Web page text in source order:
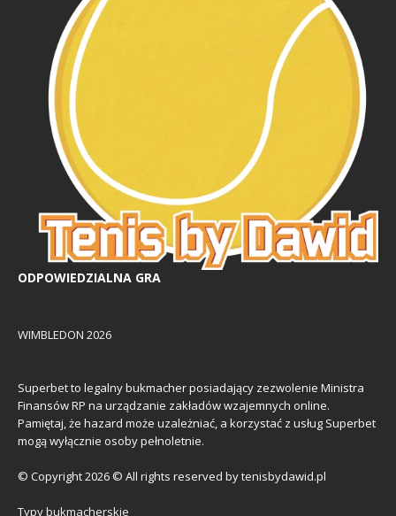
ODPOWIEDZIALNA GRA
WIMBLEDON 2026
Superbet to legalny bukmacher posiadający zezwolenie Ministra
Finansów RP na urządzanie zakładów wzajemnych online.
Pamiętaj, że hazard może uzależniać, a korzystać z usług Superbet
mogą wyłącznie osoby pełnoletnie.
© Copyright 2026 © All rights reserved by tenisbydawid.pl
Typy bukmacherskie